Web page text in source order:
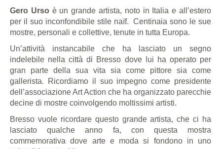
Gero Urso è un grande artista, noto in Italia e all’estero
per il suo inconfondibile stile naïf.
Centinaia sono le sue
mostre, personali e collettive, tenute in tutta Europa.
Un’attività instancabile che ha lasciato un segno
indelebile nella città di Bresso dove lui ha operato per
gran parte della sua vita sia come pittore sia come
gallerista. Ricordiamo il suo impegno come presidente
dell’associazione Art Action che ha organizzato parecchie
decine di mostre coinvolgendo moltissimi artisti.
Bresso vuole ricordare questo grande artista, che ci ha
lasciato qualche anno fa, con questa mostra
commemorativa dove arte e moda si fondono in uno